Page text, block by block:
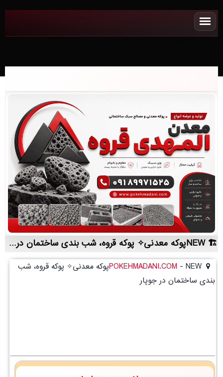
NEWپوکه معدنی✧ پوکه قروه، شب بندی ساختمان در جوپار | لیست قیمت روز و خرید مستقیم ، مناسب تر از نمایندگی شهرستان ها
POKEHMADANI.COM -
NEWپوکه معدنی✧ پوکه قروه، شب
بندی ساختمان در جوپار